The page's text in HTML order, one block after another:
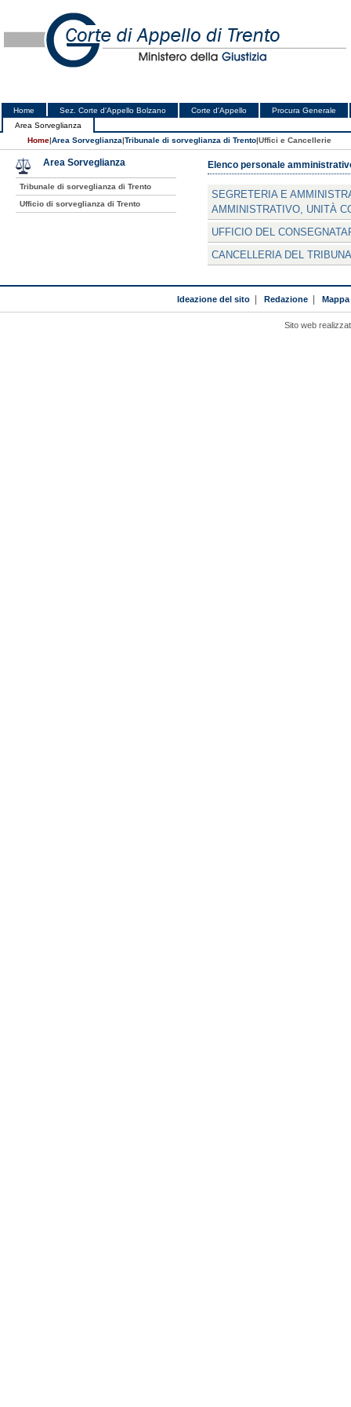
Home Sez. Corte d'Appello Bolzano Corte d'Appello
Procura Generale
Area Sorveglianza
Home|Area Sorveglianza|Tribunale di sorveglianza di Trento|Uffici e Cancellerie
Elenco personale
SEGRETERIA E
AMMINISTRATIVO, UNITÀ
UFFICIO DEL
CANCELLERIA DEL
Area Sorveglianza
Tribunale di sorveglianza di Trento
Ufficio di sorveglianza di Trento
Ideazione del sito| Redazione|
Sito web